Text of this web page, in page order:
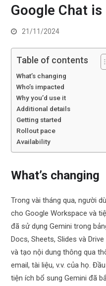
Google Chat
21/11/2024
Table of contents
What’s changing
Who’s impacted
Why you’d use it
Additional details
Getting started
Rollout pace
Availability
What’s changing
Trong vài tháng qua, người
cho Google Workspace và
đã sử dụng Gemini trong
Docs, Sheets, Slides và
và tạo nội dung thông qua
email, tài liệu, v.v. của họ.
tiện ích bổ sung Gemini đã